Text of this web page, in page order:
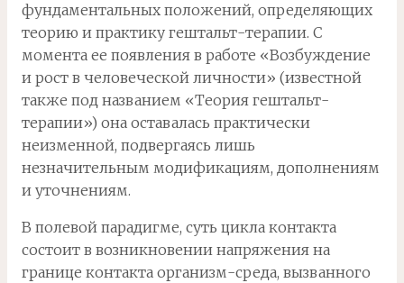
фундаментальных положений, определяющих
теорию и практику гештальт-терапии. С
момента ее появления в работе «Возбуждение
и рост в человеческой личности» (известной
также под названием «Теория гештальт-
терапии») она оставалась практически
неизменной, подвергаясь лишь
незначительным модификациям, дополнениям
и уточнениям.
В полевой парадигме, суть цикла контакта
состоит в возникновении напряжения на
границе контакта организм-среда, вызванного